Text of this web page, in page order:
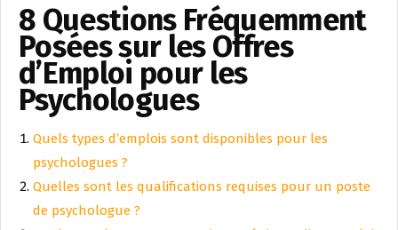
8 Questions Fréquemment
Posées sur les Offres
d’Emploi pour les
Psychologues
Quels types d’emplois sont disponibles pour les
psychologues ?
Quelles sont les qualifications requises pour un poste
de psychologue ?